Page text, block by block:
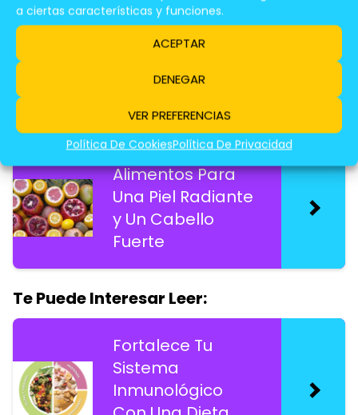
a ciertas características y funciones.
ACEPTAR
DENEGAR
VER PREFERENCIAS
Política De CookiesPolítica De Privacidad
Comer
Balanceadament
Te Puede Interesar Leer:
Alimentos Para
Una Piel Radiante
y Un Cabello
Fuerte
Te Puede Interesar Leer:
Fortalece Tu
Sistema
Inmunológico